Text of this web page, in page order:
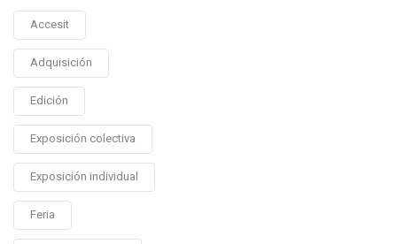
Accesit
Adquisición
Edición
Exposición colectiva
Exposición individual
Feria